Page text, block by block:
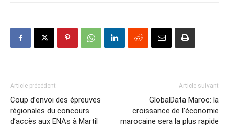
Article précédent
Coup d’envoi des épreuves
régionales du concours
d’accès aux ENAs à Martil
Article suivant
GlobalData Maroc: la
croissance de l’économie
marocaine sera la plus rapide